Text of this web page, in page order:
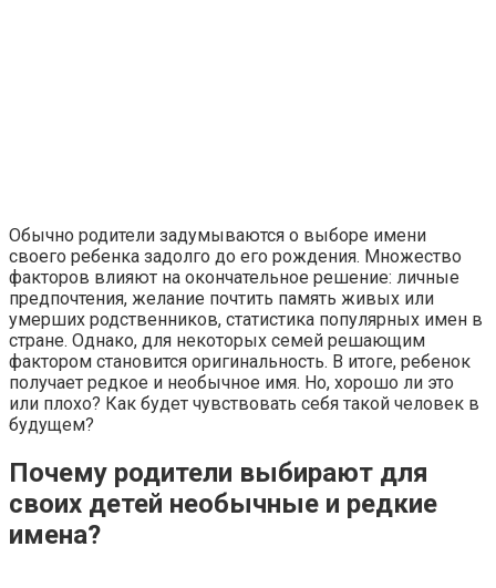
Обычно родители задумываются о выборе имени
своего ребенка задолго до его рождения. Множество
факторов влияют на окончательное решение: личные
предпочтения, желание почтить память живых или
умерших родственников, статистика популярных имен в
стране. Однако, для некоторых семей решающим
фактором становится оригинальность. В итоге, ребенок
получает редкое и необычное имя. Но, хорошо ли это
или плохо? Как будет чувствовать себя такой человек в
будущем?
Почему родители выбирают для
своих детей необычные и редкие
имена?